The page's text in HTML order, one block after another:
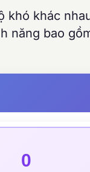
khó khác
năng bao
0